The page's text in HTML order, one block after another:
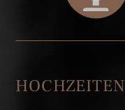
HOCHZEITEN